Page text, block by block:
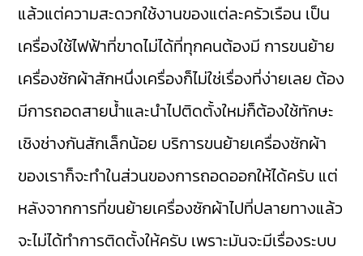
แล้วแต่ความสะดวกใช้งานของแต่ละครัวเรือน เป็น
เครื่องใช้ไฟฟ้าที่ขาดไม่ได้ที่ทุกคนต้องมี การขนย้าย
เครื่องซักผ้าสักหนึ่งเครื่องก็ไม่ใช่เรื่องที่ง่ายเลย ต้อง
มีการถอดสายน้ำและนำไปติดตั้งใหม่ก็ต้องใช้ทักษะ
เชิงช่างกันสักเล็กน้อย บริการขนย้ายเครื่องซักผ้า
ของเราก็จะทำในส่วนของการถอดออกให้ได้ครับ แต่
หลังจากการที่ขนย้ายเครื่องซักผ้าไปที่ปลายทางแล้ว
จะไม่ได้ทำการติดตั้งให้ครับ เพราะมันจะมีเรื่องระบบ